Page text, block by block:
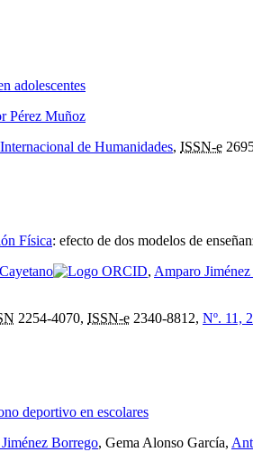
adolescentes
Pérez Muñoz
de Humanidades, ISSN-e
Física: efecto de dos modelos de
, Amparo
2254-4070, ISSN-e 2340-8812, Nº. 11,
deportivo en escolares
Borrego, Gema Alonso García,